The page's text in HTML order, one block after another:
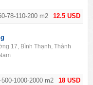
12.5 USD
78-110-200 m2
18 USD
500-1000-2000 m2
17, Bình Thạnh, Thành